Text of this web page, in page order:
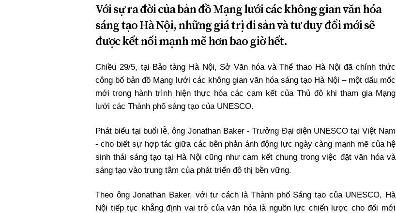
luận
Công nghệ
Quan điểm
Xi nhan Trái Phải
Bạn đọc viết
Với sự ra đời của bản đồ Mạng lưới các không gian văn hóa
sáng tạo Hà Nội, những giá trị di sản và tư duy đổi mới sẽ
được kết nối mạnh mẽ hơn bao giờ hết.
Chiều 29/5, tại Bảo tàng Hà Nội, Sở Văn hóa và Thể thao Hà Nội đã chính thức
công bố bản đồ Mạng lưới các không gian văn hóa sáng tạo Hà Nội – một dấu mốc
mới trong hành trình hiện thực hóa các cam kết của Thủ đô khi tham gia Mạng
lưới các Thành phố sáng tạo của UNESCO.
Phát biểu tại buổi lễ, ông Jonathan Baker - Trưởng Đại diện UNESCO tại Việt Nam
- cho biết sự hợp tác giữa các bên phản ánh động lực ngày càng mạnh mẽ của hệ
sinh thái sáng tạo tại Hà Nội cũng như cam kết chung trong việc đặt văn hóa và
sáng tạo vào trung tâm của phát triển đô thị bền vững.
Theo ông Jonathan Baker, với tư cách là Thành phố Sáng tạo của UNESCO, Hà
Nội tiếp tục khẳng định vai trò của văn hóa là nguồn lực chiến lược cho đổi mới